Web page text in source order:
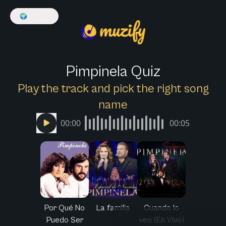
🌍
Pimpinela Quiz
Play the track and pick the right song
name
00:00 00:05
Por Qué No
Puedo Ser
La familia
Cuando lo
veo (En Vivo)